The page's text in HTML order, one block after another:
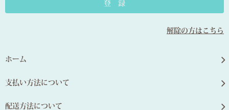
解除の方はこちら
ホーム
支払い方法について
配送方法について